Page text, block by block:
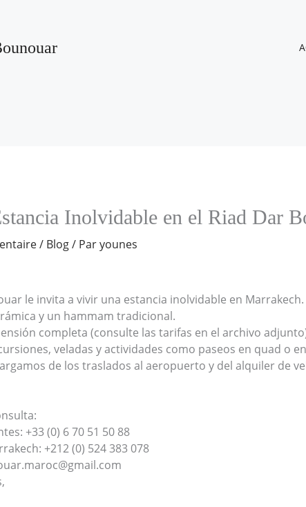
Inolvidable en el Riad Dar
/ Blog/ Paryounes
le invita a vivir una estancia inolvidable en
y un hammam tradicional.
completa (consulte las tarifas en el archivo
veladas y actividades como paseos en quad o
de los traslados al aeropuerto y del alquiler de
+33 (0) 6 70 51 50 88
+212 (0) 524 383 078